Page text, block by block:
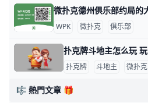
WPK 微扑克 俱乐部
扑克牌 斗地主 微扑克
🎼 熱門文章 🎁